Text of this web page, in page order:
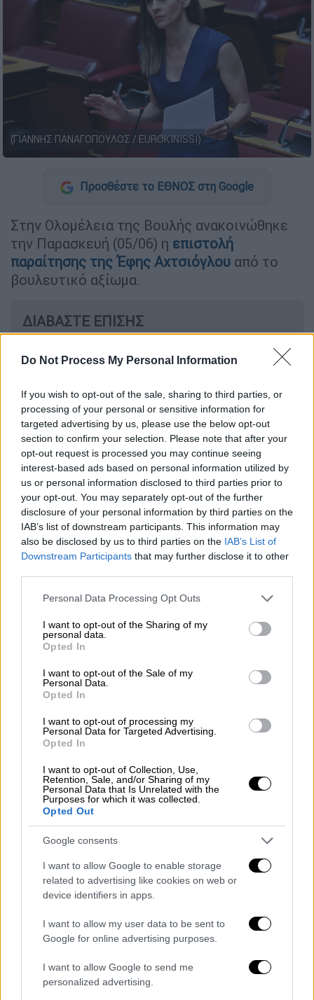
Do Not Process My Personal Information
If you wish to opt-out of the sale, sharing to third parties, or
processing of your personal or sensitive information for
targeted advertising by us, please use the below opt-out
section to confirm your selection. Please note that after your
opt-out request is processed you may continue seeing
interest-based ads based on personal information utilized by
us or personal information disclosed to third parties prior to
your opt-out. You may separately opt-out of the further
disclosure of your personal information by third parties on the
IAB’s list of downstream participants. This information may
also be disclosed by us to third parties on the IAB’s List of
Downstream Participants that may further disclose it to other
Please note that this website/app uses one or more Google
not limited to your visit or usage behaviour. You may click to
grant or deny consent to Google and its third-party tags to
use your data for below specified purposes in below Google
consent section.
Personal Data Processing Opt Outs
I want to opt-out of the Sharing of my
personal data.
Opted In
I want to opt-out of the Sale of my
Personal Data.
Opted In
I want to opt-out of processing my
Personal Data for Targeted Advertising.
Opted In
I want to opt-out of Collection, Use,
Retention, Sale, and/or Sharing of my
Personal Data that Is Unrelated with the
Purposes for which it was collected.
Opted Out
Google consents
I want to allow Google to enable storage
related to advertising like cookies on web or
device identifiers in apps.
I want to allow my user data to be sent to
Google for online advertising purposes.
I want to allow Google to send me
personalized advertising.
(ΓΙΑΝΝΗΣ ΠΑΝΑΓΟΠΟΥΛΟΣ / EUROKINISSI)
Προσθέστε το ΕΘΝΟΣ στη Google
Στην Ολομέλεια της Βουλής ανακοινώθηκε
την Παρασκευή (05/06) η επιστολή
παραίτησης της Έφης Αχτσιόγλου από το
βουλευτικό αξίωμα.
ΔΙΑΒΑΣΤΕ ΕΠΙΣΗΣ
Τέλος η ΚΟ της Νέας Αριστεράς:
Ανεξαρτητοποιήθηκαν 7 βουλευτές
και αποχωρούν 143 στελέχη - Όλα τα
ονόματα
Πολιτική|02.06.2026 14:11
Οι ανεξάρτητοι «αξιωματική
αντιπολίτευση»: Οι νέες ισορροπίες
στη Βουλή μετά τη διάλυση της ΚΟ
της Νέας Αριστεράς
Η πρώην βουλεύτρια της Νέας Αριστεράς,
το πρωί της Τρίτης (02/06), ανακοίνωσε ότι
παραιτείται από την έδρα, όχι όμως από την
συνείδησης». Την έδρα της κ. Αχτσιόγλου,
στην Δυτική Αττική,
Γιάννης Δραγασάκης.
Η επιστολή παραίτησης της Έφης
Αχτσιόγλου